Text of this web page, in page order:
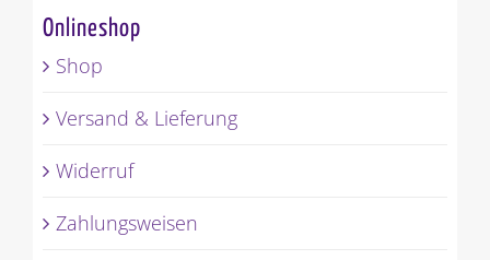
Onlineshop
Shop
Versand & Lieferung
Widerruf
Zahlungsweisen